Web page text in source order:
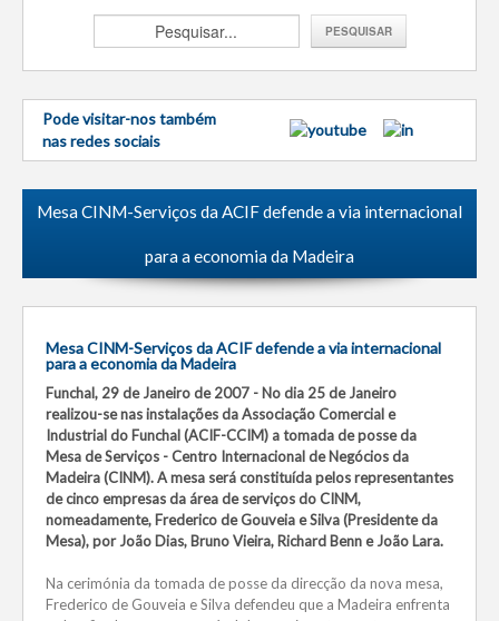
Pode visitar-nos também
nas redes sociais
Mesa CINM-Serviços da ACIF defende a via internacional
para a economia da Madeira
Mesa CINM-Serviços da ACIF defende a via internacional
para a economia da Madeira
Funchal, 29 de Janeiro de 2007 - No dia 25 de Janeiro
realizou-se nas instalações da Associação Comercial e
Industrial do Funchal (ACIF-CCIM) a tomada de posse da
Mesa de Serviços - Centro Internacional de Negócios da
Madeira (CINM). A mesa será constituída pelos representantes
de cinco empresas da área de serviços do CINM,
nomeadamente, Frederico de Gouveia e Silva (Presidente da
Mesa), por João Dias, Bruno Vieira, Richard Benn e João Lara.
Na cerimónia da tomada de posse da direcção da nova mesa,
Frederico de Gouveia e Silva defendeu que a Madeira enfrenta